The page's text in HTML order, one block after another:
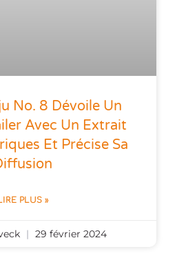
No. 8 Dévoile Un
Avec Un Extrait
Et Précise Sa
PLUS »
29 février 2024